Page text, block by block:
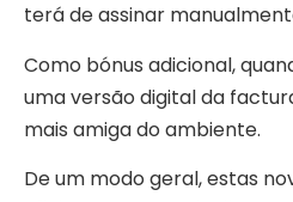
terá de assinar
Como bónus adicional,
uma versão digital da
mais amiga do ambiente.
De um modo geral, estas